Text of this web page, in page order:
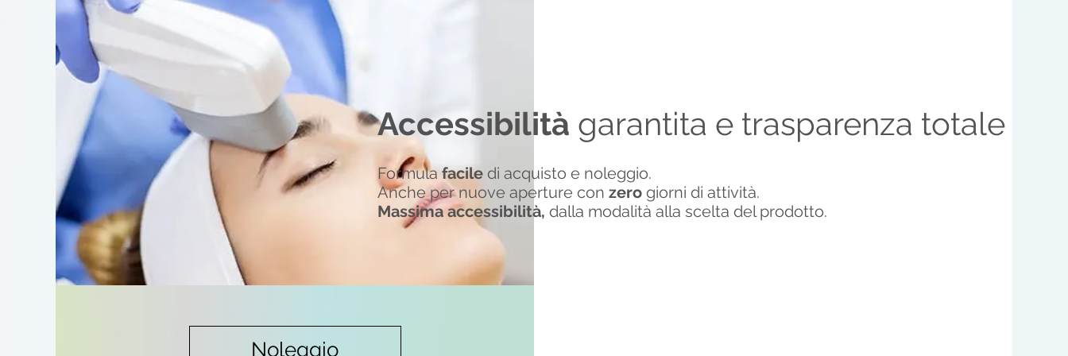
Accessibilità garantita e trasparenza totale
Formulafaciledi acquisto e noleggio.
Anche per nuove aperture con zero giorni di attività.
Massima accessibilità, dalla modalità alla scelta del prodotto.
Noleggio